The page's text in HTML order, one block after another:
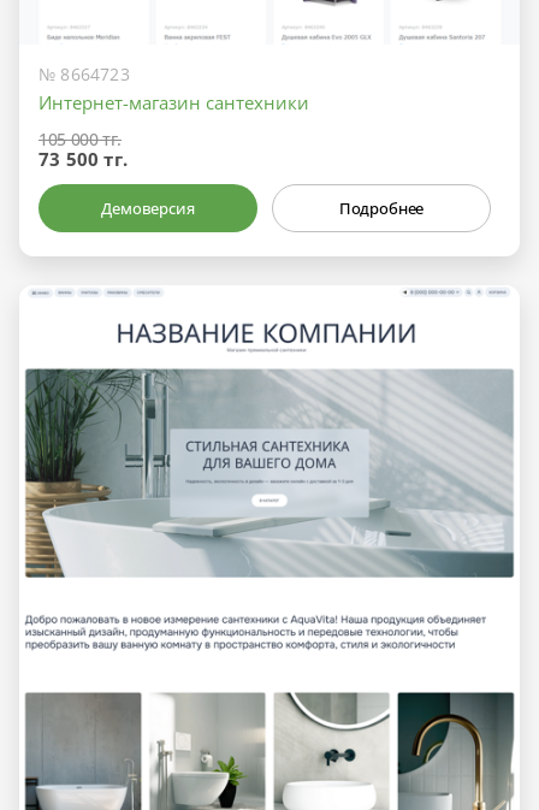
№ 8664723
Интернет-магазин сантехники
105 000 тг.
73 500 тг.
Демоверсия Подробнее